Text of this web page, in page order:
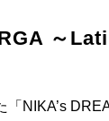
～
NIKA’s